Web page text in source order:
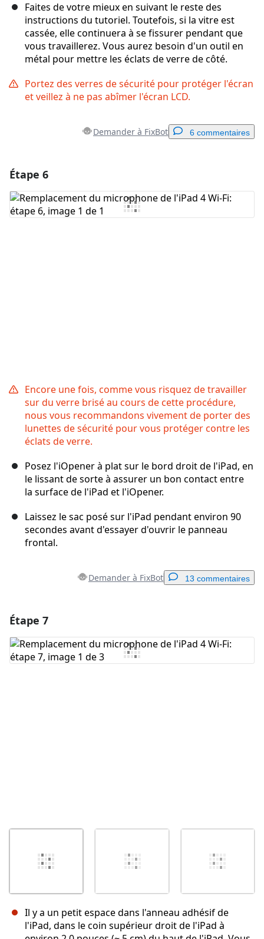
Faites de votre mieux en suivant le reste des
instructions du tutoriel. Toutefois, si la vitre est
cassée, elle continuera à se fissurer pendant que
vous travaillerez. Vous aurez besoin d'un outil en
métal pour mettre les éclats de verre de côté.
Portez des verres de sécurité pour protéger l'écran
et veillez à ne pas abîmer l'écran LCD.
Demander à FixBot 6 commentaires
Ajouter un commentaire
Étape 6
Encore une fois, comme vous risquez de travailler
sur du verre brisé au cours de cette procédure,
nous vous recommandons vivement de porter des
lunettes de sécurité pour vous protéger contre les
éclats de verre.
Posez l'iOpener à plat sur le bord droit de l'iPad, en
le lissant de sorte à assurer un bon contact entre
la surface de l'iPad et l'iOpener.
Laissez le sac posé sur l'iPad pendant environ 90
secondes avant d'essayer d'ouvrir le panneau
frontal.
Demander à FixBot 13 commentaires
Ajouter un commentaire
Étape 7
Il y a un petit espace dans l'anneau adhésif de
l'iPad, dans le coin supérieur droit de l'iPad à